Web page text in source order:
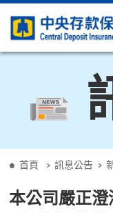
首頁 訊息公告
本公司嚴正